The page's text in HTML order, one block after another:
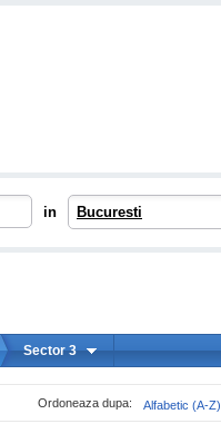
in Bucuresti
Sector 3
Alfabetic (A-Z)
Ordoneaza dupa: